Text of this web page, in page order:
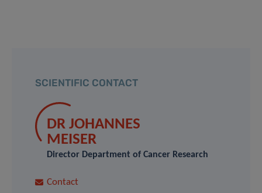
SCIENTIFIC CONTACT
DR JOHANNES
MEISER
Director Department of Cancer Research
Contact